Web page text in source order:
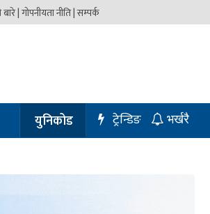
बारे |गोपनीयता नीति |सम्पर्क
युनिकोड भर्खरै
ट्रेन्डिङ